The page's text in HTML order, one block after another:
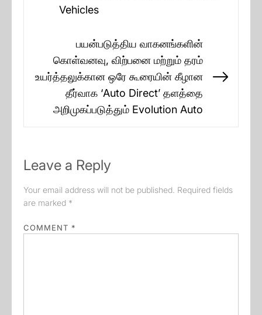
Vehicles
பயன்படுத்திய வாகனங்களின்
கொள்வனவு, விற்பனை மற்றும் தரம்
உயர்த்தலுக்கான ஒரே கூரையின் கீழான
தீர்வாக ‘Auto Direct’ தளத்தை
அறிமுகப்படுத்தும் Evolution Auto
Leave a Reply
Your email address will not be published. Required fields
are marked *
COMMENT *